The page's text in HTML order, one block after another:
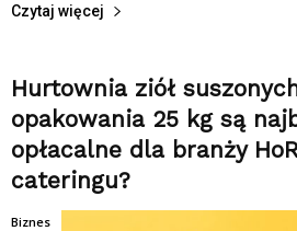
Czytaj więcej
Hurtownia ziół
opakowania 25 kg są
opłacalne dla branży
cateringu?
Biznes